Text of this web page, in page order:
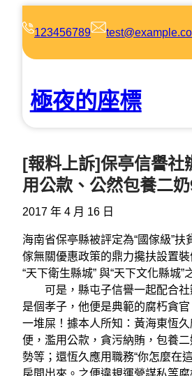
123456789
極夜的座標
[報料上訴]保亭信譽社
用公款、公然包養二奶
2017 年 4 月 16 日
海南省保亭縣被評定為“國傢級”扶
傢無關優惠政策的鼎力攙扶設置
“天下衛生縣城” 與“天下文化縣城”
可是，縣屯子信譽一起配合社
是個孝子，他便是典範的腐朽貪官
一堆屎！據本人所知：黃海東恆久
便，濫用公款，貪污納賄，包養
勢等；還恆久應用職務“你怎麼在
房間出來。之便違規運營謀私等腐